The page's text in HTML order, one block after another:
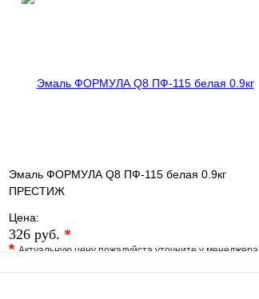
Эмаль ФОРМУЛА Q8 ПФ-115 белая 0.9кг
ПРЕСТИЖ
Цена:
326 руб. *
*Актуальную цену пожалуйста уточните у менеджера
В избранное Сравнение